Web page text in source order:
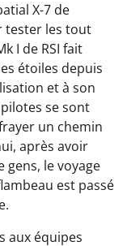
X-7 de
tester les tout
I de RSI fait
étoiles depuis
et à son
se sont
un chemin
après avoir
le voyage
est passé
aux équipes